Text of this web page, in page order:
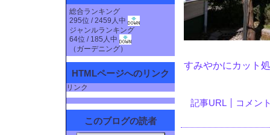
すみやかにカット
記事URL コメン
総合ランキング
295位 / 2459人中
ジャンルランキング
64位 / 185人中
（ ガーデニング）
HTMLページへのリンク
リンク
このブログの読者